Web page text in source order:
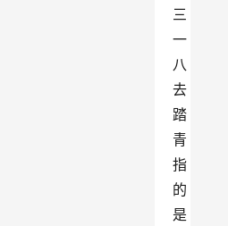
三
一
八
去
踏
青
指
的
是